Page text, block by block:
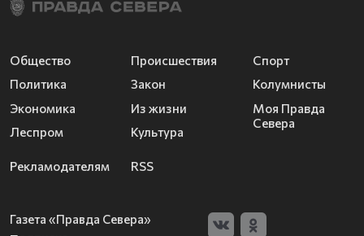
Общество
Политика
Экономика
Леспром
Происшествия
Закон
Из жизни
Культура
Спорт
Колумнисты
Моя Правда
Севера
Рекламодателям RSS
Газета «Правда Севера»